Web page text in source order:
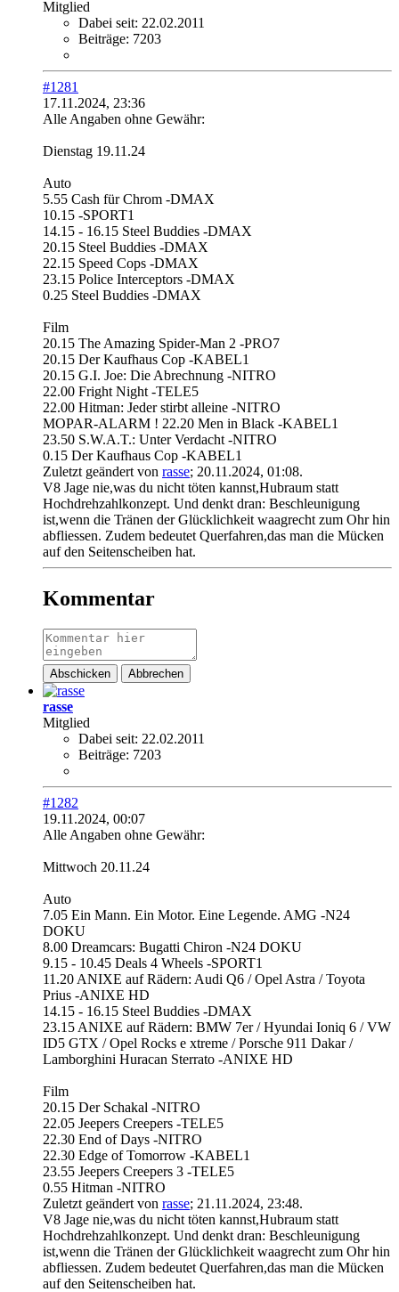
Mitglied
Dabei seit: 22.02.2011
Beiträge: 7203
#1281
17.11.2024, 23:36
Alle Angaben ohne Gewähr:
Dienstag 19.11.24
Auto
5.55 Cash für Chrom -DMAX
10.15 -SPORT1
14.15 - 16.15 Steel Buddies -DMAX
20.15 Steel Buddies -DMAX
22.15 Speed Cops -DMAX
23.15 Police Interceptors -DMAX
0.25 Steel Buddies -DMAX
Film
20.15 The Amazing Spider-Man 2 -PRO7
20.15 Der Kaufhaus Cop -KABEL1
20.15 G.I. Joe: Die Abrechnung -NITRO
22.00 Fright Night -TELE5
22.00 Hitman: Jeder stirbt alleine -NITRO
MOPAR-ALARM ! 22.20 Men in Black -KABEL1
23.50 S.W.A.T.: Unter Verdacht -NITRO
0.15 Der Kaufhaus Cop -KABEL1
Zuletzt geändert von rasse; 20.11.2024, 01:08.
V8 Jage nie,was du nicht töten kannst,Hubraum statt
Hochdrehzahlkonzept. Und denkt dran: Beschleunigung
ist,wenn die Tränen der Glücklichkeit waagrecht zum Ohr hin
abfliessen. Zudem bedeutet Querfahren,das man die Mücken
auf den Seitenscheiben hat.
Kommentar
Abschicken Abbrechen
rasse
Mitglied
Dabei seit: 22.02.2011
Beiträge: 7203
#1282
19.11.2024, 00:07
Alle Angaben ohne Gewähr:
Mittwoch 20.11.24
Auto
7.05 Ein Mann. Ein Motor. Eine Legende. AMG -N24
DOKU
8.00 Dreamcars: Bugatti Chiron -N24 DOKU
9.15 - 10.45 Deals 4 Wheels -SPORT1
11.20 ANIXE auf Rädern: Audi Q6 / Opel Astra / Toyota
Prius -ANIXE HD
14.15 - 16.15 Steel Buddies -DMAX
23.15 ANIXE auf Rädern: BMW 7er / Hyundai Ioniq 6 / VW
ID5 GTX / Opel Rocks e xtreme / Porsche 911 Dakar /
Lamborghini Huracan Sterrato -ANIXE HD
Film
20.15 Der Schakal -NITRO
22.05 Jeepers Creepers -TELE5
22.30 End of Days -NITRO
22.30 Edge of Tomorrow -KABEL1
23.55 Jeepers Creepers 3 -TELE5
0.55 Hitman -NITRO
Zuletzt geändert von rasse; 21.11.2024, 23:48.
V8 Jage nie,was du nicht töten kannst,Hubraum statt
Hochdrehzahlkonzept. Und denkt dran: Beschleunigung
ist,wenn die Tränen der Glücklichkeit waagrecht zum Ohr hin
abfliessen. Zudem bedeutet Querfahren,das man die Mücken
auf den Seitenscheiben hat.